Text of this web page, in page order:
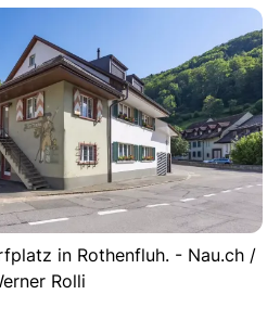
in Rothenfluh. - Nau.ch /
Rolli